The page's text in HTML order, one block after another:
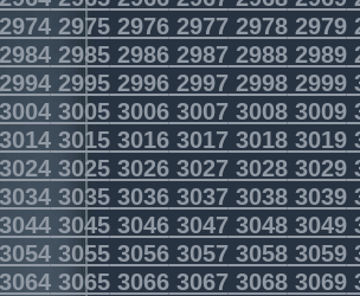
29752976297729782979
29852986298729882989
29952996299729982999
30053006300730083009
30153016301730183019
30253026302730283029
30353036303730383039
30453046304730483049
30553056305730583059
30653066306730683069